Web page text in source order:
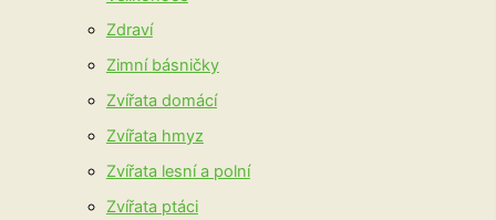
Zdraví
Zimní básničky
Zvířata domácí
Zvířata hmyz
Zvířata lesní a polní
Zvířata ptáci